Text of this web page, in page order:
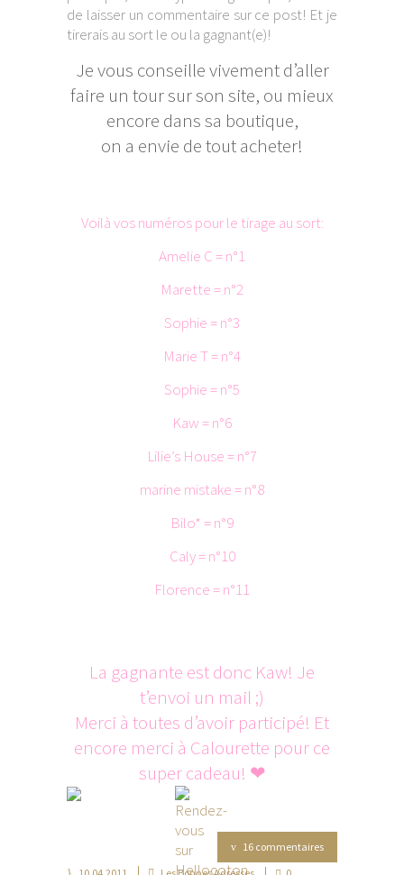
de laisser un commentaire sur ce post! Et je
tirerais au sort le ou la gagnant(e)!
Je vous conseille vivement d’aller
faire un tour sur son site, ou mieux
encore dans sa boutique,
on a envie de tout acheter!
Voilà vos numéros pour le tirage au sort:
Amelie C = n°1
Marette = n°2
Sophie = n°3
Marie T = n°4
Sophie = n°5
Kaw = n°6
Lilie’s House = n°7
marine mistake = n°8
Bilo* = n°9
Caly = n°10
Florence = n°11
La gagnante est donc Kaw! Je
t’envoi un mail ;)
Merci à toutes d’avoir participé! Et
encore merci à Calourette pour ce
super cadeau! ❤
16 commentaires